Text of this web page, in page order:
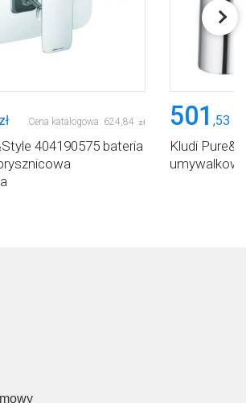
zł Cena katalogowa: 624,84 zł
404190575 bateria
501 ,53
Kludi